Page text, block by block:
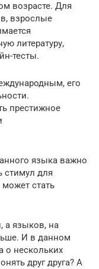
возрасте. Для
взрослые
литературу,
тесты.
его
престижное
языка важно
стимул для
стать
а языков, на
И в данном
о нескольких
друг друга? А